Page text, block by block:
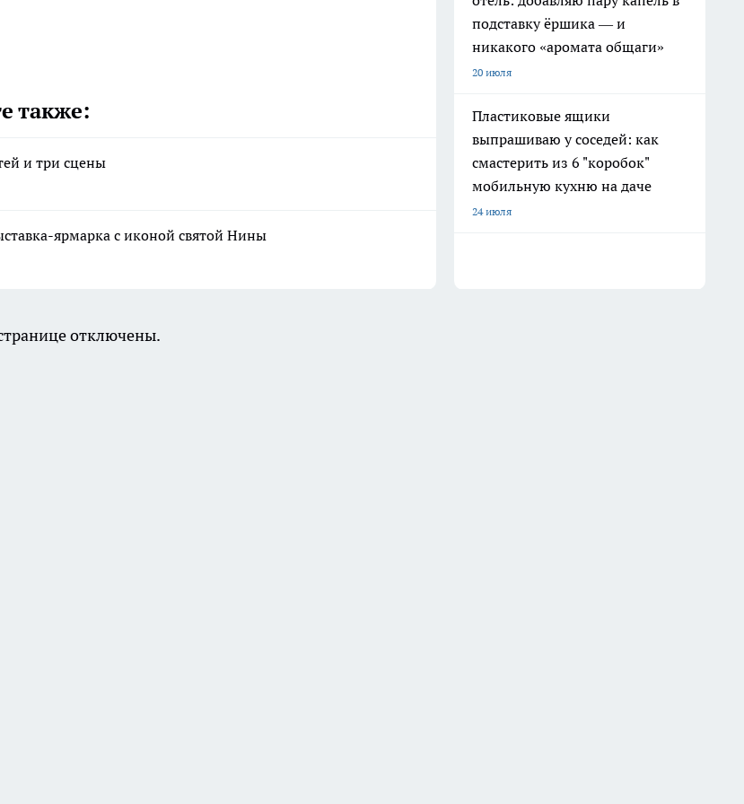
также:
и три сцены
ярмарка с иконой святой Нины
подставку ёршика — и
никакого «аромата общаги»
20 июля
Пластиковые ящики
выпрашиваю у соседей: как
смастерить из 6 "коробок"
мобильную кухню на даче
24 июля
отключены.